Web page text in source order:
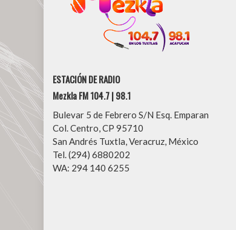
ESTACIÓN DE RADIO
Mezkla FM 104.7 | 98.1
Bulevar 5 de Febrero S/N Esq. Emparan
Col. Centro, CP 95710
San Andrés Tuxtla, Veracruz, México
Tel. (294) 6880202
WA: 294 140 6255